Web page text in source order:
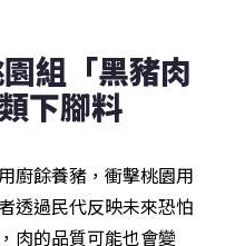
組「黑豬肉
下腳料
廚餘養豬，衝擊桃園用
透過民代反映未來恐怕
肉的品質可能也會變